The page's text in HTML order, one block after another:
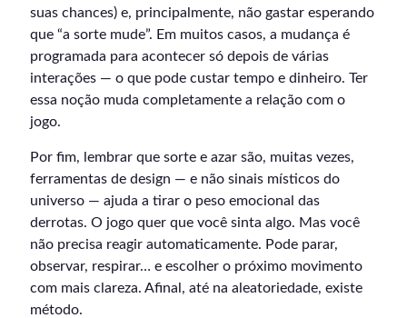
suas chances) e, principalmente, não gastar esperando
que “a sorte mude”. Em muitos casos, a mudança é
programada para acontecer só depois de várias
interações — o que pode custar tempo e dinheiro. Ter
essa noção muda completamente a relação com o
jogo.
Por fim, lembrar que sorte e azar são, muitas vezes,
ferramentas de design — e não sinais místicos do
universo — ajuda a tirar o peso emocional das
derrotas. O jogo quer que você sinta algo. Mas você
não precisa reagir automaticamente. Pode parar,
observar, respirar… e escolher o próximo movimento
com mais clareza. Afinal, até na aleatoriedade, existe
método.